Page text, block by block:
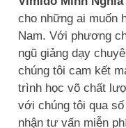
cho những ai muốn
Nam. Với phương
ngũ giảng dạy
chúng tôi cam kết
trình học võ chất
với chúng tôi qua
nhận tư vấn miễn